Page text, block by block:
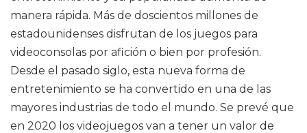
manera rápida. Más de doscientos millones de
estadounidenses disfrutan de los juegos para
videoconsolas por afición o bien por profesión.
Desde el pasado siglo, esta nueva forma de
entretenimiento se ha convertido en una de las
mayores industrias de todo el mundo. Se prevé que
en 2020 los videojuegos van a tener un valor de